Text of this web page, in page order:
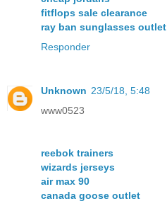
fitflops sale clearance
ray ban sunglasses outlet
Responder
Unknown 23/5/18, 5:48
www0523
reebok trainers
wizards jerseys
air max 90
canada goose outlet